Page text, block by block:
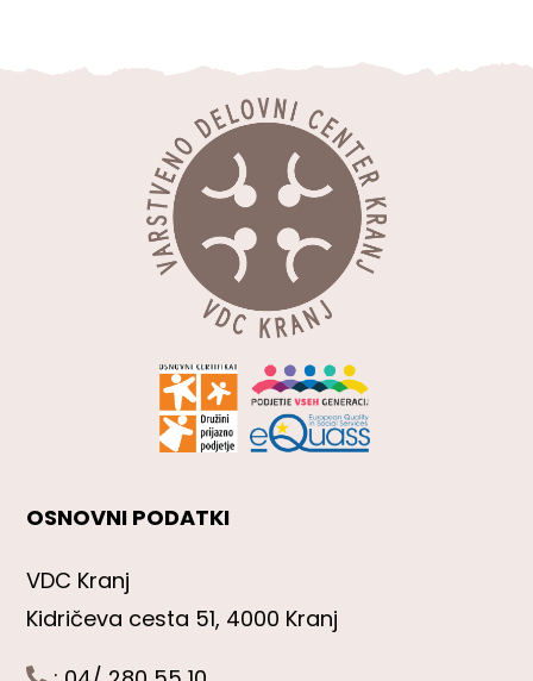
OSNOVNI PODATKI
VDC Kranj
Kidričeva cesta 51, 4000 Kranj